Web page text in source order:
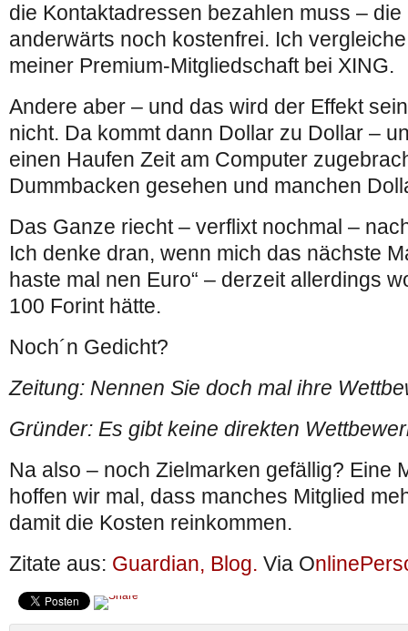
die Kontaktadressen bezahlen muss –
anderwärts noch kostenfrei. Ich
meiner Premium-Mitgliedschaft bei XING.
Andere aber – und das wird der Effekt
nicht. Da kommt dann Dollar zu Dollar –
einen Haufen Zeit am Computer
Dummbacken gesehen und manchen
Das Ganze riecht – verflixt nochmal –
Ich denke dran, wenn mich das nächste
haste mal nen Euro“ – derzeit allerdings
100 Forint hätte.
Noch´n Gedicht?
Zeitung: Nennen Sie doch mal ihre
Gründer: Es gibt keine direkten
Na also – noch Zielmarken gefällig? Eine
hoffen wir mal, dass manches Mitglied
damit die Kosten reinkommen.
Zitate aus: Guardian, Blog. Via O